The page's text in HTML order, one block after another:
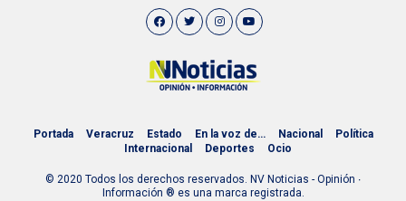
Portada Veracruz Estado En la voz de… Nacional
Política
Internacional
Deportes Ocio
© 2020 Todos los derechos reservados. NV Noticias - Opinión ∙
Información ® es una marca registrada.